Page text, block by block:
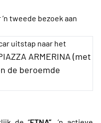
tweede bezoek aan
uitstap naar het
ARMERINA (met
de beroemde